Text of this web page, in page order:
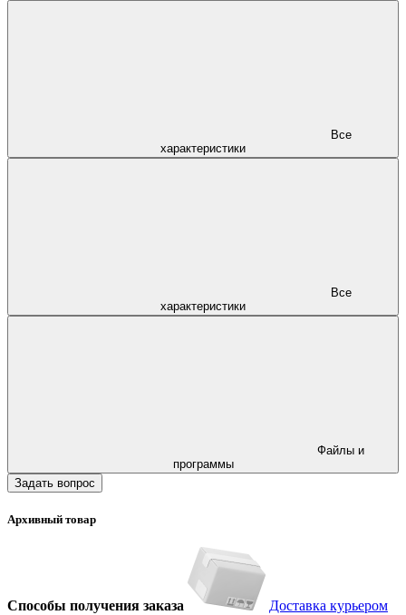
характеристики
характеристики
программы
Задать вопрос
Архивный товар
Способы получения заказа Доставка курьером